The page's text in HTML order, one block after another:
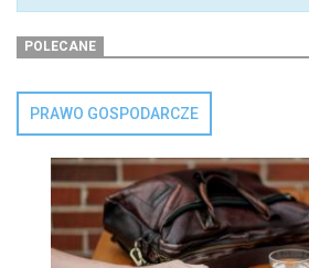
POLECANE
PRAWO GOSPODARCZE